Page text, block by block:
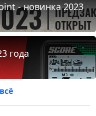
- новинка 2023
года